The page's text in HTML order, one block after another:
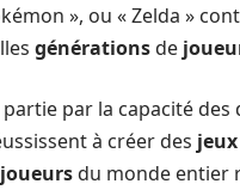
», ou « Zelda »
générationsde
par la capacité
à créer des jeux
joueursdu monde entier